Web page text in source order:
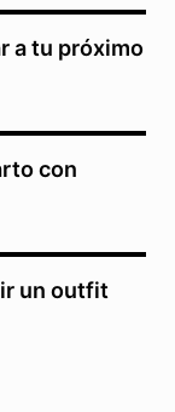
a tu próximo
con
un outfit